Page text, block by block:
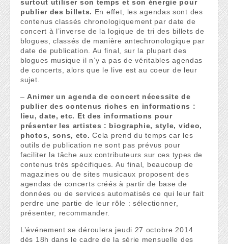
surtout utiliser son temps et son énergie pour
publier des billets. En effet, les agendas sont des
contenus classés chronologiquement par date de
concert à l’inverse de la logique de tri des billets de
blogues, classés de manière antechronologique par
date de publication. Au final, sur la plupart des
blogues musique il n’y a pas de véritables agendas
de concerts, alors que le live est au coeur de leur
sujet.
– Animer un agenda de concert nécessite de
publier des contenus riches en informations :
lieu, date, etc. Et des informations pour
présenter les artistes : biographie, style, video,
photos, sons, etc. Cela prend du temps car les
outils de publication ne sont pas prévus pour
faciliter la tâche aux contributeurs sur ces types de
contenus très spécifiques. Au final, beaucoup de
magazines ou de sites musicaux proposent des
agendas de concerts créés à partir de base de
données ou de services automatisés ce qui leur fait
perdre une partie de leur rôle : sélectionner,
présenter, recommander.
L’événement se déroulera jeudi 27 octobre 2014
dès 18h dans le cadre de la série mensuelle des